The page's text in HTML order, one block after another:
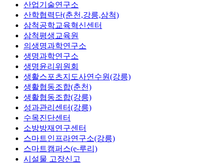
산업기술연구소
산학협력단(춘천,강릉,삼척)
삼척공학교육혁신센터
삼척평생교육원
의생명과학연구소
생명과학연구소
생명윤리위원회
생활스포츠지도사연수원(강릉)
생활협동조합(춘천)
생활협동조합(강릉)
성과관리센터(강릉)
수목진단센터
소방방재연구센터
스마트인프라연구소(강릉)
스마트캠퍼스(e-루리)
시설물 고장신고